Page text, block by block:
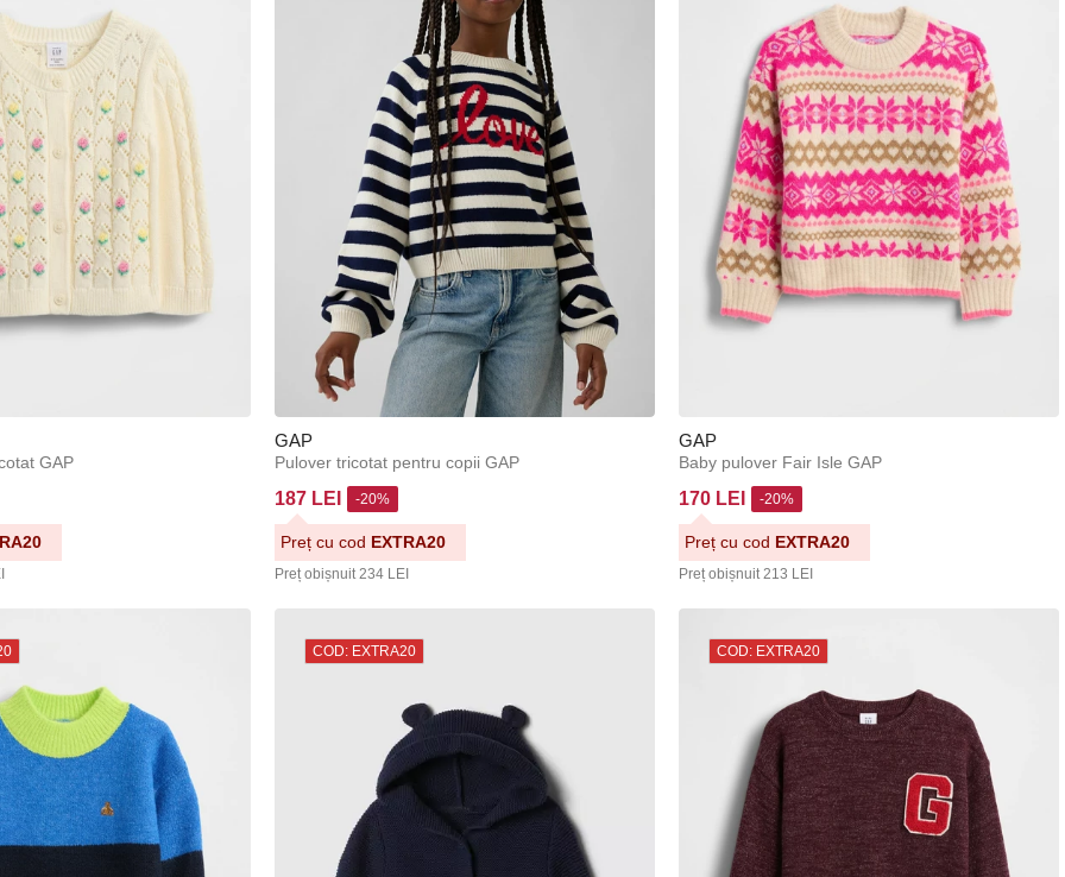
GAP
GAP
Pulover tricotat pentru copii GAP
187 LEI
Preț obișnuit 234 LEI
-20%
Preț cu cod EXTRA20
GAP
Baby pulover Fair Isle GAP
170 LEI
Preț obișnuit 213 LEI
-20%
Preț cu cod EXTRA20
COD: EXTRA20 COD: EXTRA20